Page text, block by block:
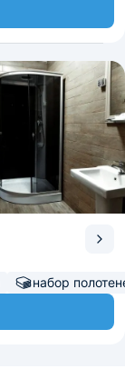
набор